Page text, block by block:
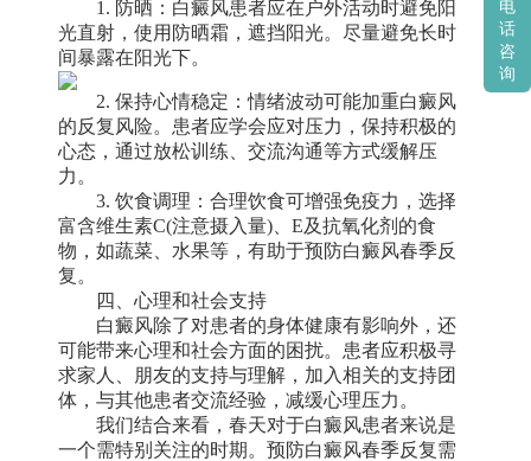
1. 防晒：白癜风患者应在户外活动时避免阳
光直射，使用防晒霜，遮挡阳光。尽量避免长时
间暴露在阳光下。
2. 保持心情稳定：情绪波动可能加重白癜风
的反复风险。患者应学会应对压力，保持积极的
心态，通过放松训练、交流沟通等方式缓解压
力。
3. 饮食调理：合理饮食可增强免疫力，选择
富含维生素C(注意摄入量)、E及抗氧化剂的食
物，如蔬菜、水果等，有助于预防白癜风春季反
复。
四、心理和社会支持
白癜风除了对患者的身体健康有影响外，还
可能带来心理和社会方面的困扰。患者应积极寻
求家人、朋友的支持与理解，加入相关的支持团
体，与其他患者交流经验，减缓心理压力。
我们结合来看，春天对于白癜风患者来说是
一个需特别关注的时期。预防白癜风春季反复需
电
话
咨
询